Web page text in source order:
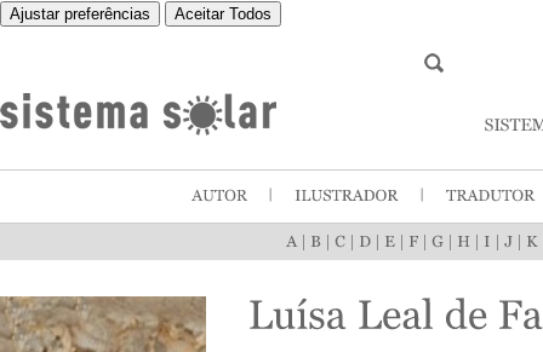
Ajustar preferências Aceitar Todos